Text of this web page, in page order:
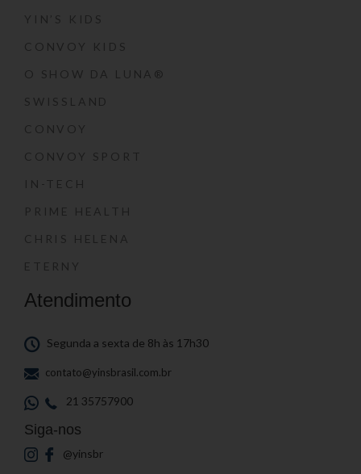
YIN’S KIDS
CONVOY KIDS
O SHOW DA LUNA®
SWISSLAND
CONVOY
CONVOY SPORT
IN-TECH
PRIME HEALTH
CHRIS HELENA
ETERNY
Atendimento
Segunda a sexta de 8h às 17h30
contato@yinsbrasil.com.br
21 35757900
Siga-nos
@yinsbr